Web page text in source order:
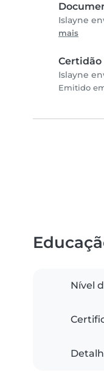
Islayne
mais
Islayne
Emitido
Nível